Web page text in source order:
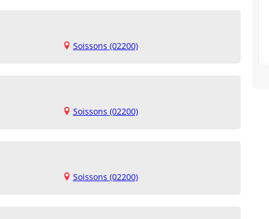
Soissons (02200)
Soissons (02200)
Soissons (02200)